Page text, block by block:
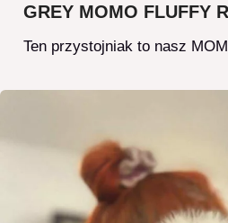
GREY MOMO FLUFFY
Ten przystojniak to nasz